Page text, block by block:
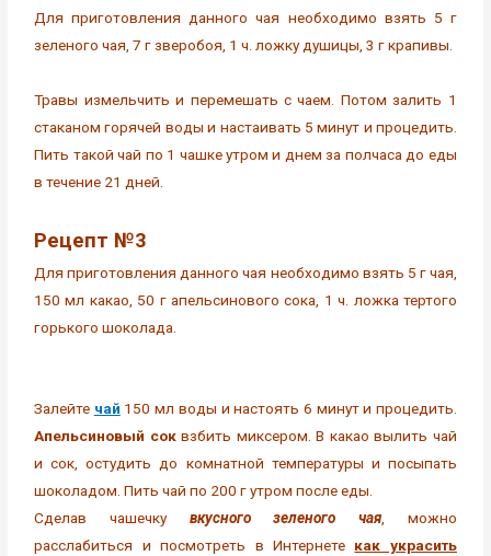
Для приготовления данного чая необходимо взять 5 г
зеленого чая, 7 г зверобоя, 1 ч. ложку душицы, 3 г крапивы.
Травы измельчить и перемешать с чаем. Потом залить 1
стаканом горячей воды и настаивать 5 минут и процедить.
Пить такой чай по 1 чашке утром и днем за полчаса до еды
в течение 21 дней.
Рецепт №3
Для приготовления данного чая необходимо взять 5 г чая,
150 мл какао, 50 г апельсинового сока, 1 ч. ложка тертого
горького шоколада.
Залейте чай 150 мл воды и настоять 6 минут и процедить.
Апельсиновый соквзбить миксером. В какао вылить чай
и сок, остудить до комнатной температуры и посыпать
шоколадом. Пить чай по 200 г утром после еды.
Сделав чашечку вкусного зеленого чая , можно
расслабиться и посмотреть в Интернете как украсить